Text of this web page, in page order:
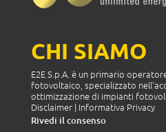
CHI SIAMO
E2E S.p.A. è un primario
fotovoltaico, specializzato
ottimizzazione di impianti
Disclaimer| Informativa Privacy
Rivedi il consenso